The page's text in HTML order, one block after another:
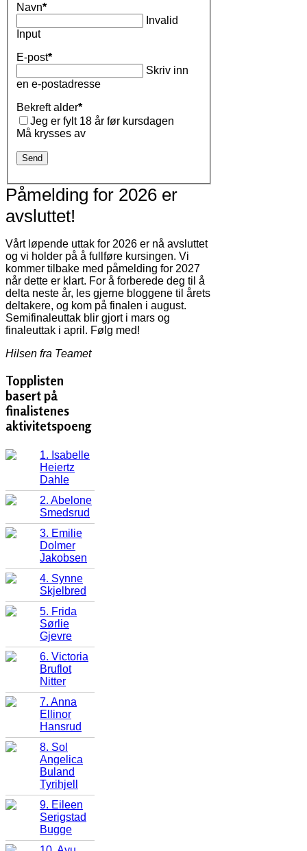
Navn*
Invalid
Input
E-post*
Skriv inn
en e-postadresse
Bekreft alder*
Jeg er fylt 18 år før kursdagen
Må krysses av
Send
Påmelding for 2026 er
avsluttet!
Vårt løpende uttak for 2026 er nå avsluttet
og vi holder på å fullføre kursingen. Vi
kommer tilbake med påmelding for 2027
når dette er klart. For å forberede deg til å
delta neste år, les gjerne bloggene til årets
deltakere, og kom på finalen i august.
Semifinaleuttak blir gjort i mars og
finaleuttak i april. Følg med!
Hilsen fra Teamet
Topplisten
basert på
finalistenes
aktivitetspoeng
1. Isabelle
Heiertz
Dahle
2. Abelone
Smedsrud
3. Emilie
Dolmer
Jakobsen
4. Synne
Skjelbred
5. Frida
Sørlie
Gjevre
6. Victoria
Bruflot
Nitter
7. Anna
Ellinor
Hansrud
8. Sol
Angelica
Buland
Tyrihjell
9. Eileen
Serigstad
Bugge